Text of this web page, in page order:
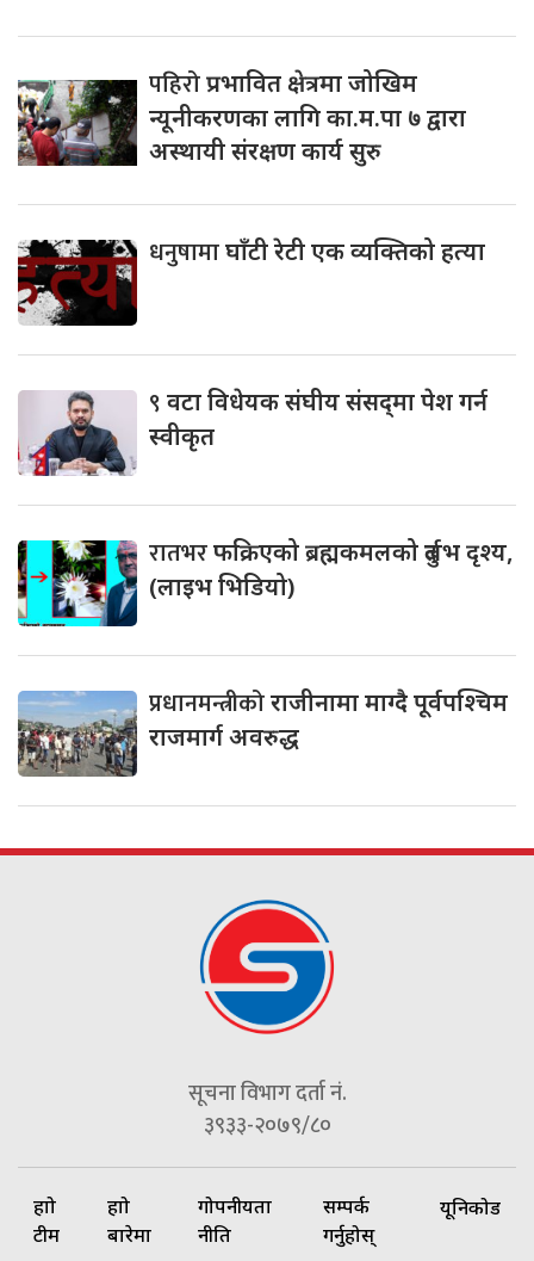
पहिरोप्रभावित क्षेत्रमा जोखिम
न्यूनीकरणका लागि का.म.पा ७ द्वारा
अस्थायी संरक्षण कार्य सुरु
धनुषामाघाँटी रेटी एक व्यक्तिको हत्या
९ वटा विधेयक संघीय संसद्‌मा पेश गर्न
स्वीकृत
रातभरफक्रिएको ब्रह्मकमलको दुर्लभ दृश्य,
(लाइभ भिडियो)
प्रधानमन्त्रीकोराजीनामा माग्दै पूर्वपश्चिम
राजमार्ग अवरुद्ध
सूचना विभाग दर्ता नं.
३९३३-२०७९/८०
हाम्रो
टीम
हाम्रो
बारेमा
गोपनीयता
नीति
सम्पर्क
गर्नुहोस्
यूनिकोड